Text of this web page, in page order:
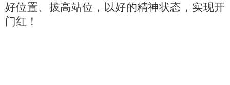
好位置、拔高站位，以好的精神状态，实现开
门红！